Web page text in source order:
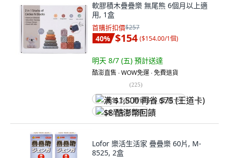
軟膠積木疊疊樂 無尾熊 6個月以上適
用, 1盒
首購折扣價$257
40% $154 ($154.00/1個)
明天 8/7 (五) 預計送達
酷澎直售 ∙ WOW免運 ∙ 免費退貨
(225)
满 $1,500 再省 $75 (王道卡)
$8 酷澎幣回饋
Lofor 樂活生活家 疊疊樂 60片, M-
8525, 2盒